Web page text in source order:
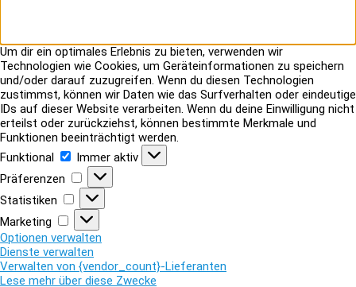
Um dir ein optimales Erlebnis zu bieten, verwenden wir
Technologien wie Cookies, um Geräteinformationen zu speichern
und/oder darauf zuzugreifen. Wenn du diesen Technologien
zustimmst, können wir Daten wie das Surfverhalten oder eindeutige
IDs auf dieser Website verarbeiten. Wenn du deine Einwilligung nicht
erteilst oder zurückziehst, können bestimmte Merkmale und
Funktionen beeinträchtigt werden.
Funktional
Funktional
Immer aktiv
Präferenzen
Präferenzen
Statistiken
Statistiken
Marketing
Marketing
Optionen verwalten
Dienste verwalten
Verwalten von {vendor_count}-Lieferanten
Lese mehr über diese Zwecke